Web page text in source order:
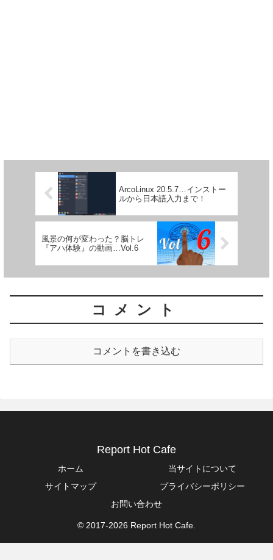
ArcoLinux 20.5.7…インストー
ルから日本語入力まで！
風景の何が変わった？脳トレ
『アハ体験』の動画…Vol.6
コメント
コメントを書き込む
Report Hot Cafe
ホーム
当サイトについて
サイトマップ
プライバシーポリシー
お問い合わせ
© 2017-2026 Report Hot Cafe.